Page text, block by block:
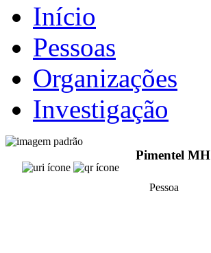
Início
Pessoas
Organizações
Investigação
Pimentel MH
Pessoa